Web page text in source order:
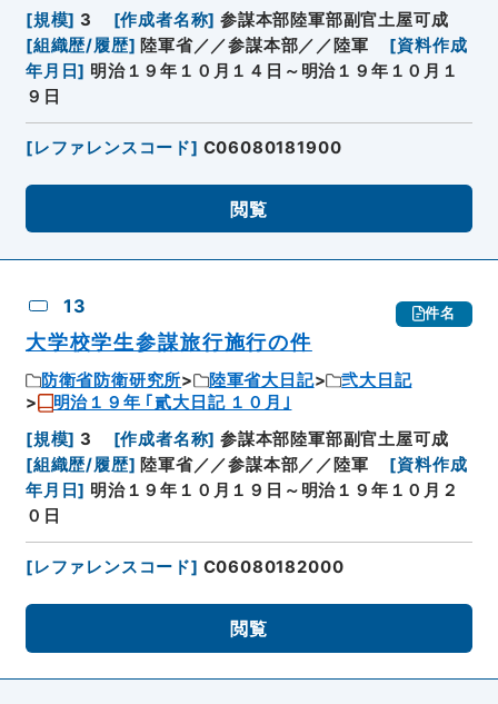
[規模] 3 [作成者名称] 参謀本部陸軍部副官土屋可成
[組織歴/履歴] 陸軍省／／参謀本部／／陸軍 [資料作成
年月日] 明治１９年１０月１４日～明治１９年１０月１
９日
[レファレンスコード] C06080181900
閲覧
13 件名
大学校学生参謀旅行施行の件
防衛省防衛研究所 陸軍省大日記
弐大日記
明治１９年 ｢貳大日記 １０月｣
[規模] 3 [作成者名称] 参謀本部陸軍部副官土屋可成
[組織歴/履歴] 陸軍省／／参謀本部／／陸軍 [資料作成
年月日] 明治１９年１０月１９日～明治１９年１０月２
０日
[レファレンスコード] C06080182000
閲覧